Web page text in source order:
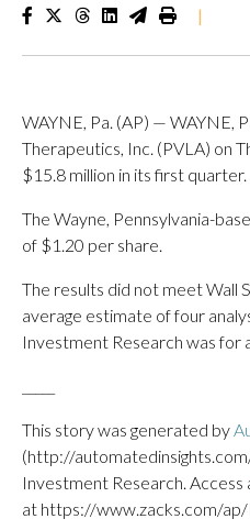
|
WAYNE, Pa. (AP) — WAYNE,
Therapeutics, Inc. (PVLA) on
$15.8 million in its first quarter.
The Wayne, Pennsylvania-
of $1.20 per share.
The results did not meet Wall
average estimate of four
Investment Research was for
This story was generated by
(http://
Investment Research. Access
at https://www.zacks.com/